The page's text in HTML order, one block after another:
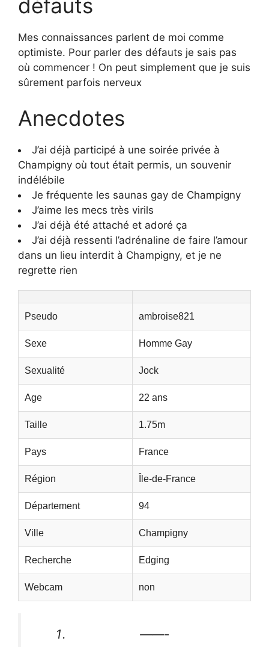
défauts
Mes connaissances parlent de moi comme
optimiste. Pour parler des défauts je sais pas
où commencer ! On peut simplement que je suis
sûrement parfois nerveux
Anecdotes
J’ai déjà participé à une soirée privée à
Champigny où tout était permis, un souvenir
indélébile
Je fréquente les saunas gay de Champigny
J’aime les mecs très virils
J’ai déjà été attaché et adoré ça
J’ai déjà ressenti l’adrénaline de faire l’amour
dans un lieu interdit à Champigny, et je ne
regrette rien
Pseudo ambroise821
Sexe Homme Gay
Sexualité Jock
Age 22 ans
Taille 1.75m
Pays France
Région Île-de-France
Département 94
Ville Champigny
Recherche Edging
Webcam non
——-